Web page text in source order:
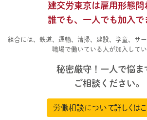
建交労東京は雇用形態問
誰でも、一人でも加入で
組合には、鉄道、運輸、清掃、建設、学童、サ
職場で働いている人が加入してい
秘密厳守！一人で悩ま
ご相談ください。
労働相談について詳しくはこ